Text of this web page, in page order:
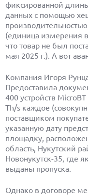
фиксированной
данных с помощью
(единица измерения
что товар не был
мая 2025 г.). А вот
Компания Игоря
Предоставила
400 устройств
Th/s каждое
поставщиком
указанную дату
площадку,
область, Нукутский
Новонукутск-35, где
выданы пропуска.
Однако в договоре